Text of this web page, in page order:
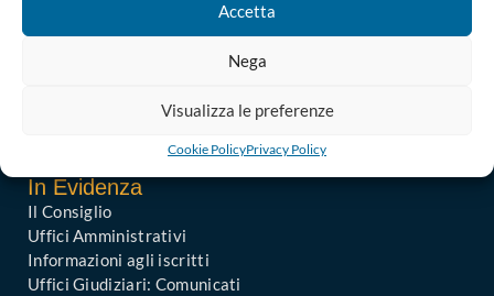
Accetta
Nega
Visualizza le preferenze
Cookie PolicyPrivacy Policy
Telefono : 080 574 91 54 / 080 527 73 24
Codice Fiscale: 80019470725
Codice univoco di Fatturazione: UFGAKA
PEC – Posta Elettronica Certificata :
In Evidenza
Il Consiglio
Uffici Amministrativi
Informazioni agli iscritti
Uffici Giudiziari: Comunicati